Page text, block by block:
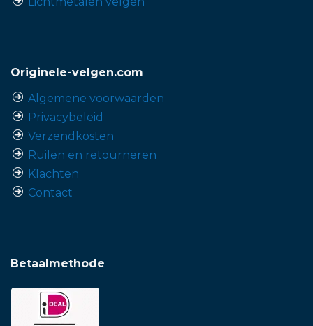
Originele-velgen.com
Algemene voorwaarden
Privacybeleid
Verzendkosten
Ruilen en retourneren
Klachten
Contact
Betaalmethode